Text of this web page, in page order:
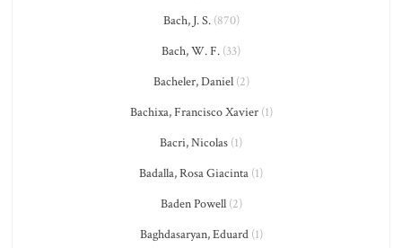
Bach, J. S.(870)
Bach, W. F. (33)
Bacheler, Daniel(2)
Bachixa, Francisco Xavier(1)
Bacri, Nicolas (1)
Badalla, Rosa Giacinta (1)
Baden Powell(2)
Baghdasaryan, Eduard(1)